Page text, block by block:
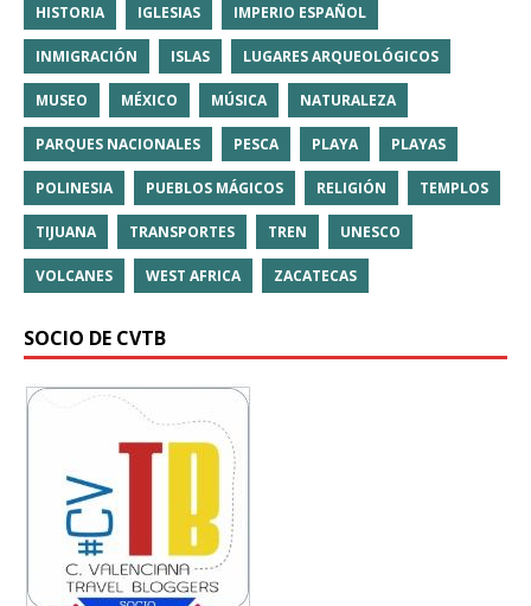
HISTORIA IGLESIAS IMPERIO ESPAÑOL
INMIGRACIÓN ISLAS LUGARES ARQUEOLÓGICOS
MUSEO MÉXICO MÚSICA NATURALEZA
PARQUES NACIONALES PESCA PLAYA PLAYAS
POLINESIA PUEBLOS MÁGICOS RELIGIÓN TEMPLOS
TIJUANA TRANSPORTES TREN UNESCO
VOLCANES WEST AFRICA ZACATECAS
SOCIO DE CVTB